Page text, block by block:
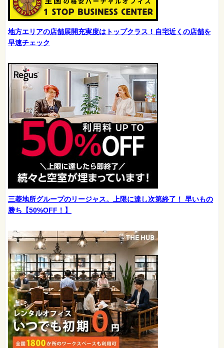
地方エリアの店舗展開充実度はトップクラス！自宅近くの店舗を
早速チェック
三菱地所グループのリージャス。上限に達し次第終了！ 早いもの
勝ち【50%OFF！】